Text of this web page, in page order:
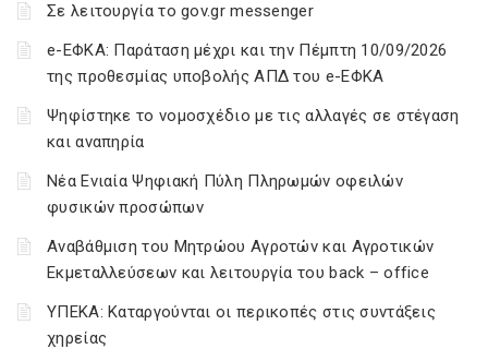
Σε λειτουργία το gov.gr messenger
e-ΕΦΚΑ: Παράταση μέχρι και την Πέμπτη 10/09/2026
της προθεσμίας υποβολής ΑΠΔ του e-ΕΦΚΑ
Ψηφίστηκε το νομοσχέδιο με τις αλλαγές σε στέγαση
και αναπηρία
Νέα Ενιαία Ψηφιακή Πύλη Πληρωμών οφειλών
φυσικών προσώπων
Αναβάθμιση του Μητρώου Αγροτών και Αγροτικών
Εκμεταλλεύσεων και λειτουργία του back – office
ΥΠΕΚΑ: Καταργούνται οι περικοπές στις συντάξεις
χηρείας